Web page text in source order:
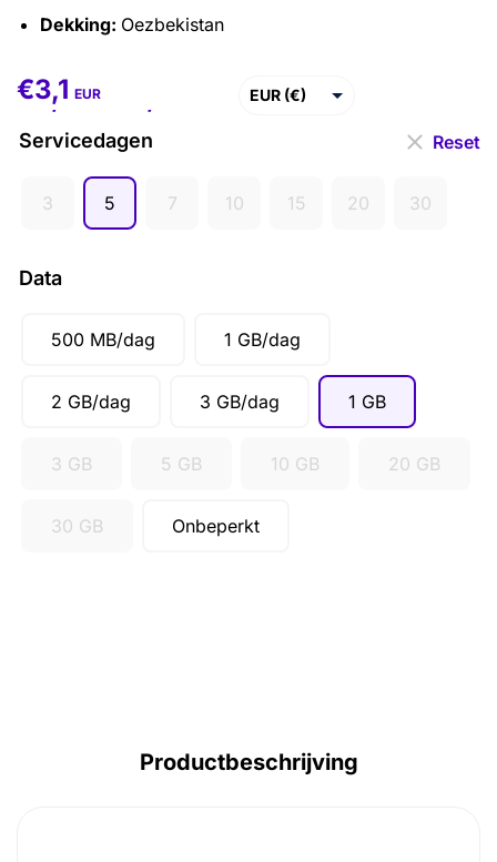
Dekking: Oezbekistan
€3,1 –€ EUR (€)
Servicedagen
3 5 7 10 15 20 30
Data
500 MB/dag 1 GB/dag
2 GB/dag 3 GB/dag 1 GB
3 GB 5 GB 10 GB 20 GB
30 GB Onbeperkt
Reset
€3,1 EUR
Productbeschrijving